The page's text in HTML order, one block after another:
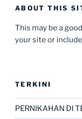
ABOUT THIS
This may be a
your site or
TERKINI
PERNIKAHAN DI